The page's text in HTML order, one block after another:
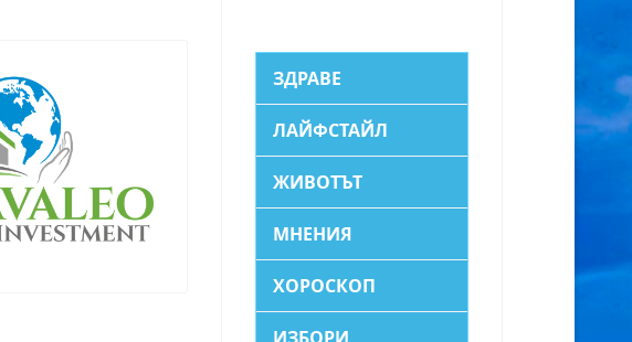
ЗДРАВЕ
ЛАЙФСТАЙЛ
ЖИВОТЪТ
МНЕНИЯ
ХОРОСКОП